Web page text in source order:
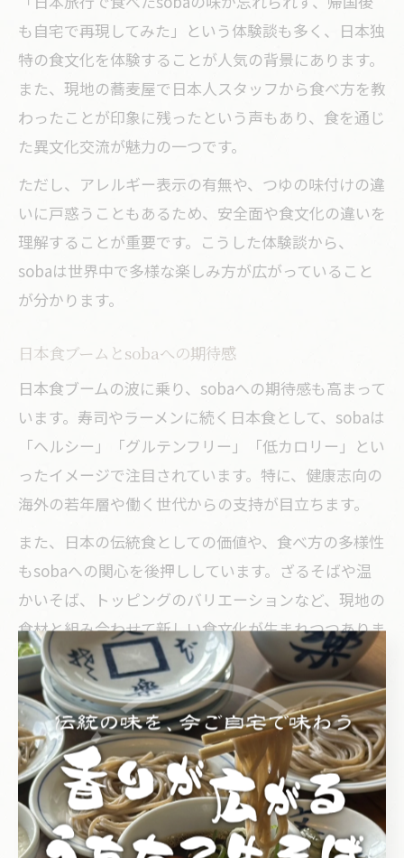
も自宅で再現してみた」という体験談も多く、日本独
特の食文化を体験することが人気の背景にあります。
また、現地の蕎麦屋で日本人スタッフから食べ方を教
わったことが印象に残ったという声もあり、食を通じ
た異文化交流が魅力の一つです。
ただし、アレルギー表示の有無や、つゆの味付けの違
いに戸惑うこともあるため、安全面や食文化の違いを
理解することが重要です。こうした体験談から、
sobaは世界中で多様な楽しみ方が広がっていること
が分かります。
日本食ブームとsobaへの期待感
日本食ブームの波に乗り、sobaへの期待感も高まって
います。寿司やラーメンに続く日本食として、sobaは
「ヘルシー」「グルテンフリー」「低カロリー」とい
ったイメージで注目されています。特に、健康志向の
海外の若年層や働く世代からの支持が目立ちます。
また、日本の伝統食としての価値や、食べ方の多様性
もsobaへの関心を後押ししています。ざるそばや温
かいそば、トッピングのバリエーションなど、現地の
食材と組み合わせて新しい食文化が生まれつつありま
す。
一方、アレルギー対応や成分表示、食べ方のマナーな
ど、初めてsobaを体験する際の不安や疑問に応える
情報提供が求められています。今後も日本食ブームと
ともに、sobaの可能性はさらに広がっていくでしょ
う。